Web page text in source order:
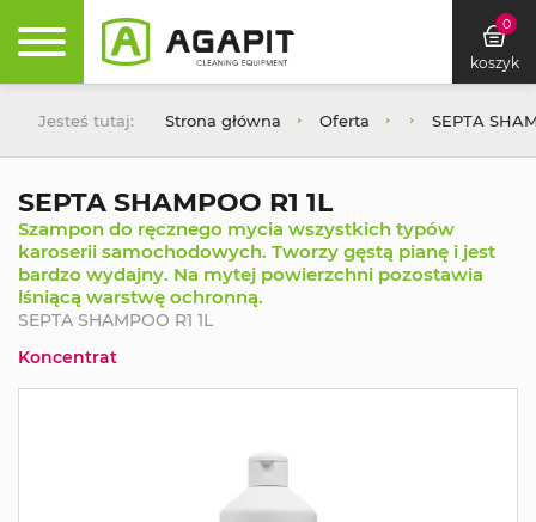
0
koszyk
Jesteś tutaj: Strona główna Oferta SEPTA
SEPTA SHAMPOO R1 1L
Szampon do ręcznego mycia wszystkich typów
karoserii samochodowych. Tworzy gęstą pianę i jest
bardzo wydajny. Na mytej powierzchni pozostawia
lśniącą warstwę ochronną.
SEPTA SHAMPOO R1 1L
Koncentrat